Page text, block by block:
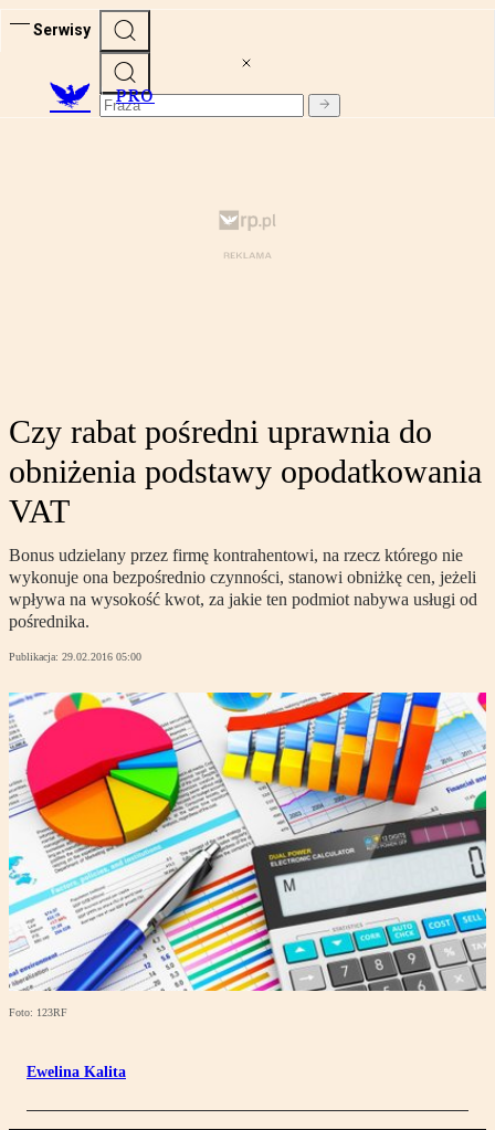
Serwisy
PRO
Czy rabat pośredni uprawnia do
obniżenia podstawy opodatkowania
VAT
Bonus udzielany przez firmę kontrahentowi, na rzecz którego nie
wykonuje ona bezpośrednio czynności, stanowi obniżkę cen, jeżeli
wpływa na wysokość kwot, za jakie ten podmiot nabywa usługi od
pośrednika.
Publikacja: 29.02.2016 05:00
Foto: 123RF
Ewelina Kalita